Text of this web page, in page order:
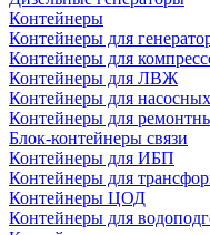
Контейнеры
Контейнеры для
Контейнеры для
Контейнеры для ЛВЖ
Контейнеры для
Контейнеры для
Блок-контейнеры связи
Контейнеры для ИБП
Контейнеры для
Контейнеры ЦОД
Контейнеры для